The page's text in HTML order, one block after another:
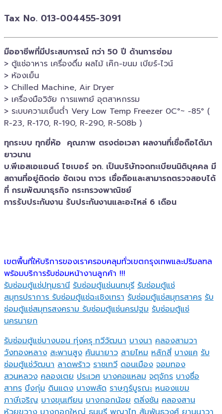
Tax No. 013-004455-3091
มืออาชีพที่มีประสบการณ์ กว่า 50 ปี ด้านการซ่อม
> ตู้แช่อาหาร เครื่องดื่ม ผลไม้ เค๊ก-ขนม เบียร์-ไวน์​
> ห้องเย็น
> Chilled​ Machine, Air Dryer
> เครื่องมือวิจัย การแพทย์​ อุตสาหกรรม
> ระบบความเย็นต่ำ Very Low Temp Freezer 0C°~ -​85° (
R-23, R-170, R-190, R-290, R-508b )
ทุกระบบ ทุกยี่ห้อ คุณภาพ ตรงต่อเวลา ผลงานทึ่เชื่อถือได้มา
ยาวนาน
บ.พีเอสเอ​แอนด์ ไซเบอร์​ จก. เป็นบริษัทจดทะเบียนนิติบุคคล​ มี
สถานที่อยู่ติดต่อ ชัดเจน ถาวร เชื่อถือและสามารถตรวจสอบ​ได้
ที่ กรมพัฒนาธุรกิจ​ กระทรวงพาณิชย์
การรับประกันงาน รับประกันงานและอะไหล่ 6 เดือน
เขตพื้นที่ให้บริการของเราครอบคลุมทั่วเขตกรุงเทพและปริมลฑล
พร้อมบริการรับซ่อมหน้างานลูกค้า !!!
รับซ่อมตู้แช่ปทุมธานี รับซ่อมตู้แช่นนทบุรี รับซ่อมตู้แช่
สมุทรปราการ รับซ่อมตู้แช่ฉะเชิงเทรา รับซ่อมตู้แช่สมุทรสาคร รับ
ซ่อมตู้แช่สมุทรสงคราม รับซ่อมตู้แช่นครปฐม รับซ่อมตู้แช่
นครนายก
รับซ่อมตู้แช่บางบอน ทุ่งครุ ทวีวัฒนา บางนา คลองสามวา
วังทองหลาง สะพานสูง คันนายาว สายไหม หลักสี่ บางแค รับ
ซ่อมตู้แช่วัฒนา ลาดพร้าว ราชเทวี ดอนเมือง จอมทอง
สวนหลวง คลองเตย ประเวศ บางคอแหลม จตุจักร บางซื่อ
สาทร บึงกุ่ม ดินแดง บางพลัด ราษฎร์บูรณะ หนองแขม
ภาษีเจริญ บางขุนเทียน บางกอกน้อย ตลิ่งชัน คลองสาน